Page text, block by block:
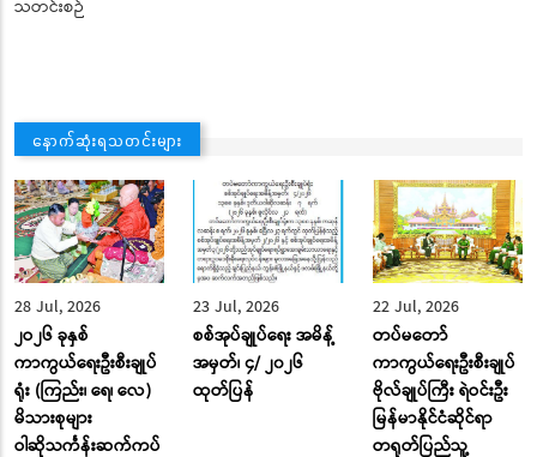
သတင်းစဉ်
နောက်ဆုံးရသတင်းများ
28 Jul, 2026
၂ဝ၂၆ ခုနှစ်
ကာကွယ်ရေးဦးစီးချုပ်
ရုံး (ကြည်း၊ ရေ၊ လေ)
မိသားစုများ
ဝါဆိုသင်္ကန်းဆက်ကပ်
23 Jul, 2026
စစ်အုပ်ချုပ်ရေး အမိန့်
အမှတ်၊ ၄/ ၂၀၂၆
ထုတ်ပြန်
22 Jul, 2026
တပ်မတော်
ကာကွယ်ရေးဦးစီးချုပ်
ဗိုလ်ချုပ်ကြီး ရဲဝင်းဦး
မြန်မာနိုင်ငံဆိုင်ရာ
တရုတ်ပြည်သူ့